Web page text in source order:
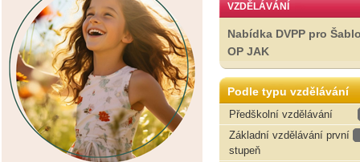
VZDĚLÁVÁNÍ
Nabídka DVPP pro
OP JAK
Podle typu vzdělávání
Předškolní vzdělávání
Základní vzdělávání první
stupeň